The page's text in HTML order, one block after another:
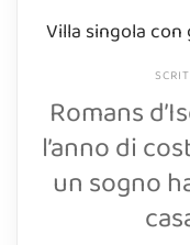
Villa singola con
Romans
l’anno di
un sogno